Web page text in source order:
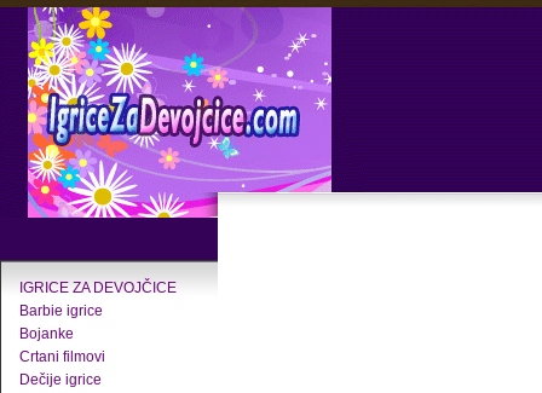
IGRICE ZA DEVOJČICE
Barbie igrice
Bojanke
Crtani filmovi
Dečije igrice